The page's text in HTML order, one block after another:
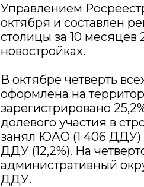
Управлением
октября и составлен
столицы за 10 месяцев
новостройках.
В октябре четверть
оформлена на
зарегистрировано
долевого участия в
занял ЮАО (1 406 ДДУ)
ДДУ (12,2%). На
административный
ДДУ.